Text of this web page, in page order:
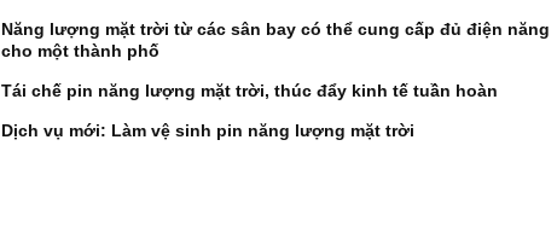
Năng lượng mặt trời từ các sân bay có thể cung cấp đủ điện năng
cho một thành phố
Tái chế pin năng lượng mặt trời, thúc đẩy kinh tế tuần hoàn
Dịch vụ mới: Làm vệ sinh pin năng lượng mặt trời